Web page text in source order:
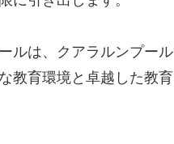
ルは、クアラルンプー
教育環境と卓越した教